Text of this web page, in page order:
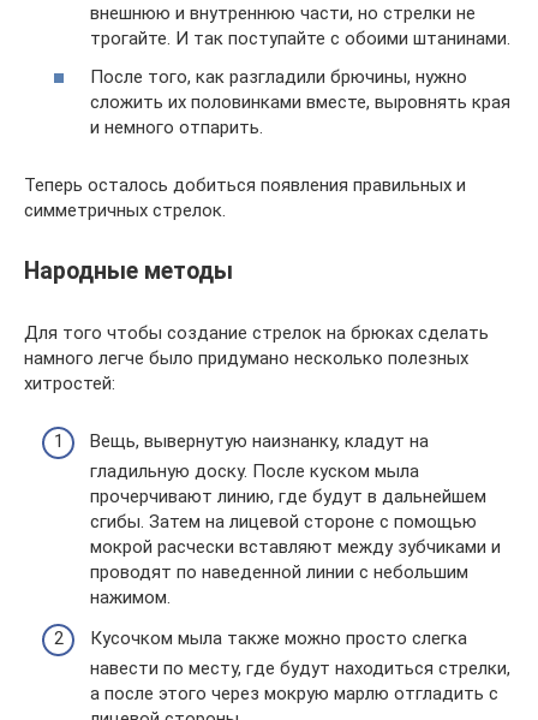
внешнюю и внутреннюю части, но стрелки не
трогайте. И так поступайте с обоими штанинами.
После того, как разгладили брючины, нужно
сложить их половинками вместе, выровнять края
и немного отпарить.
Теперь осталось добиться появления правильных и
симметричных стрелок.
Народные методы
Для того чтобы создание стрелок на брюках сделать
намного легче было придумано несколько полезных
хитростей:
Вещь, вывернутую наизнанку, кладут на
гладильную доску. После куском мыла
прочерчивают линию, где будут в дальнейшем
сгибы. Затем на лицевой стороне с помощью
мокрой расчески вставляют между зубчиками и
проводят по наведенной линии с небольшим
нажимом.
Кусочком мыла также можно просто слегка
навести по месту, где будут находиться стрелки,
а после этого через мокрую марлю отгладить с